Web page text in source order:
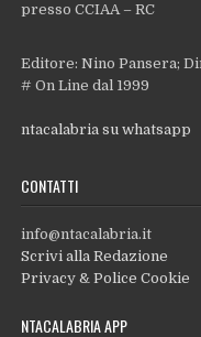
presso CCIAA – RC
Editore: Nino Pansera;
# On Line dal 1999
ntacalabria su whatsapp
CONTATTI
info@ntacalabria.it
Scrivi alla Redazione
Privacy & Police Cookie
NTACALABRIA APP